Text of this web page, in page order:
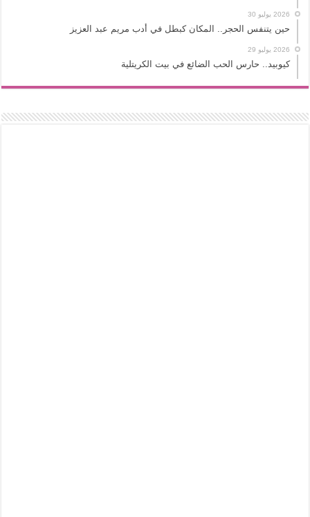
2026 يوليو 30
حين يتنفس الحجر.. المكان كبطل في أدب مريم عبد العزيز
2026 يوليو 29
كيوبيد.. حارس الحب الضائع في بيت الكريتلية